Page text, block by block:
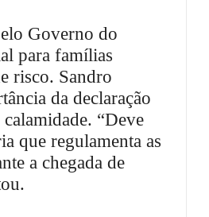
Governo do
para famílias
risco. Sandro
da declaração
“Deve
que regulamenta as
a chegada de